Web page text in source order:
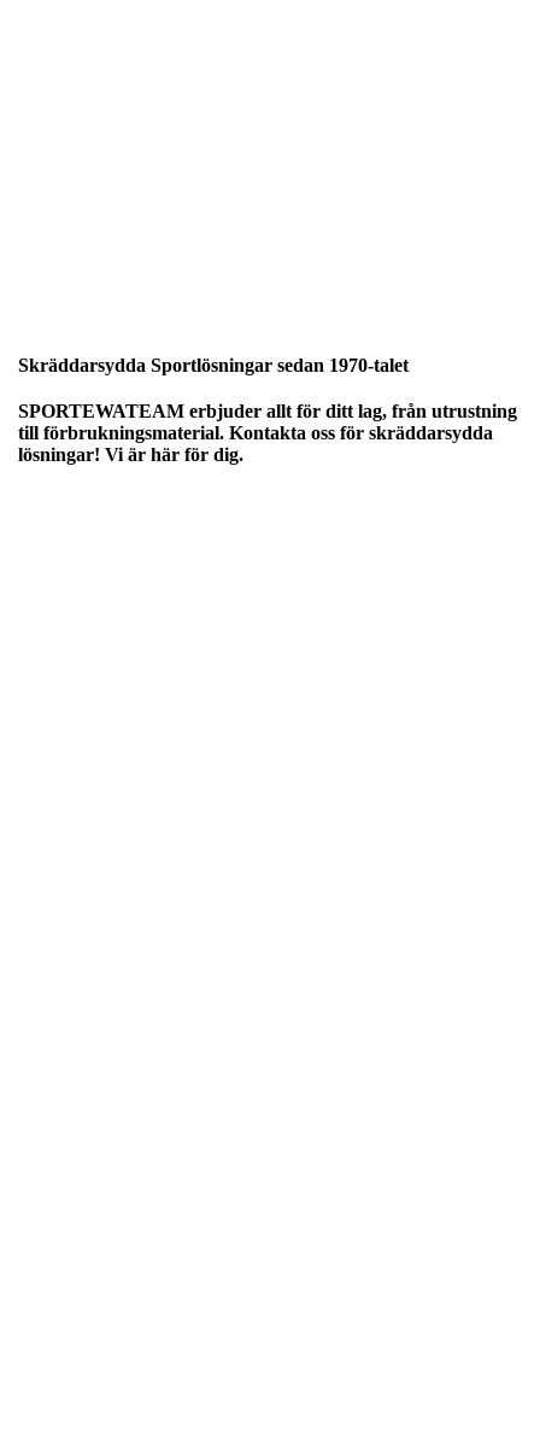
Skräddarsydda Sportlösningar sedan 1970-talet
SPORTEWATEAM erbjuder allt för ditt lag, från utrustning
till förbrukningsmaterial. Kontakta oss för skräddarsydda
lösningar! Vi är här för dig.